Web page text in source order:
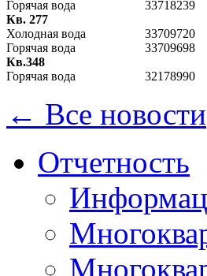
Горячая вода
33718239
Кв. 277
Холодная вода
33709720
Горячая вода
33709698
Кв.348
Горячая вода
32178990
← Все новости
Отчетность